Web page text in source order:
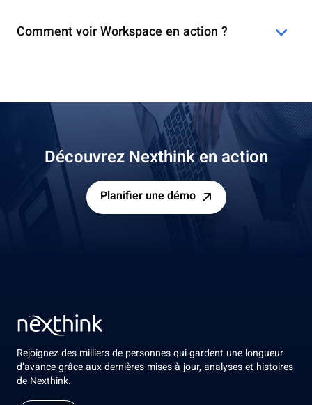
Comment voir Workspace en action ?
Découvrez Nexthink en action
Planifier une démo
Rejoignez des milliers de personnes qui gardent une longueur
d’avance grâce aux dernières mises à jour, analyses et histoires
de Nexthink.